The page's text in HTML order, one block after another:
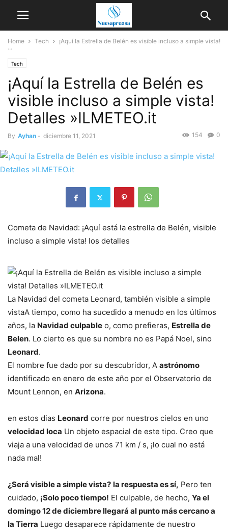
Home Tech
¡Aquí la Estrella de Belén es visible incluso a simple vista!
...
Tech
¡Aquí la Estrella de Belén es
visible incluso a simple vista!
Detalles »ILMETEO.it
By Ayhan - diciembre 11, 2021 0
154
Cometa de Navidad: ¡Aquí está la estrella de Belén, visible
incluso a simple vista! los detalles
La Navidad del cometa Leonard, también visible a simple
vistaA tiempo, como ha sucedido a menudo en los últimos
años, la Navidad culpable o, como prefieras, Estrella de
Belen. Lo cierto es que su nombre no es Papá Noel, sino
Leonard.
El nombre fue dado por su descubridor, A astrónomo
identificado en enero de este año por el Observatorio de
Mount Lennon, en Arizona.
en estos dias Leonard corre por nuestros cielos en uno
velocidad loca Un objeto espacial de este tipo. Creo que
viaja a una velocidad de unos 71 km / s, ¡lo cual no está
nada mal!
¿Será visible a simple vista? la respuesta es sí, Pero ten
cuidado, ¡Solo poco tiempo! El culpable, de hecho, Ya el
domingo 12 de diciembre llegará al punto más cercano a
la Tierra Luego desaparece rápidamente de nuestro